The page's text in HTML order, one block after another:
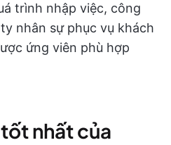
trình nhập việc, công
nhân sự phục vụ khách
ứng viên phù hợp
nhất của